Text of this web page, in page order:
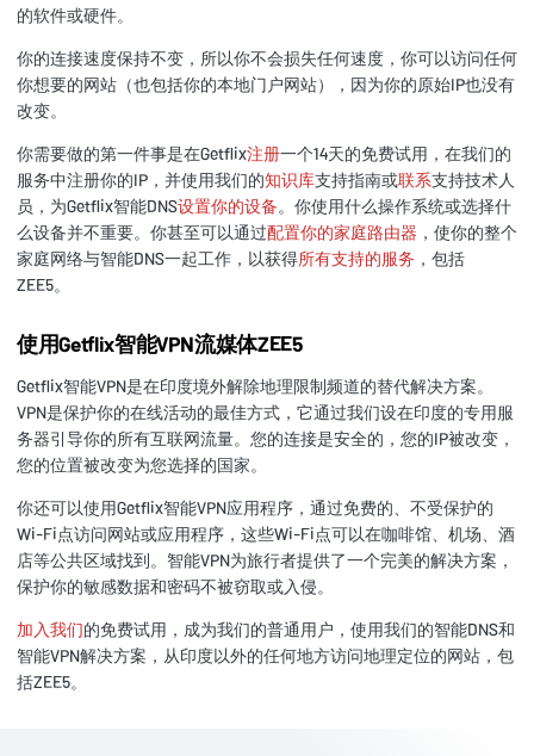
的软件或硬件。
你的连接速度保持不变，所以你不会损失任何速度，你可以访问任何
你想要的网站（也包括你的本地门户网站），因为你的原始IP也没有
改变。
你需要做的第一件事是在Getflix注册一个14天的免费试用，在我们的
服务中注册你的IP，并使用我们的知识库支持指南或联系支持技术人
员，为Getflix智能DNS设置你的设备。你使用什么操作系统或选择什
么设备并不重要。你甚至可以通过配置你的家庭路由器 ，使你的整个
家庭网络与智能DNS一起工作，以获得所有支持的服务 ，包括
ZEE5。
使用Getflix智能VPN流媒体ZEE5
Getflix智能VPN是在印度境外解除地理限制频道的替代解决方案。
VPN是保护你的在线活动的最佳方式，它通过我们设在印度的专用服
务器引导你的所有互联网流量。您的连接是安全的，您的IP被改变，
您的位置被改变为您选择的国家。
你还可以使用Getflix智能VPN应用程序，通过免费的、不受保护的
Wi-Fi点访问网站或应用程序，这些Wi-Fi点可以在咖啡馆、机场、酒
店等公共区域找到。智能VPN为旅行者提供了一个完美的解决方案，
保护你的敏感数据和密码不被窃取或入侵。
加入我们的免费试用，成为我们的普通用户，使用我们的智能DNS和
智能VPN解决方案，从印度以外的任何地方访问地理定位的网站，包
括ZEE5。